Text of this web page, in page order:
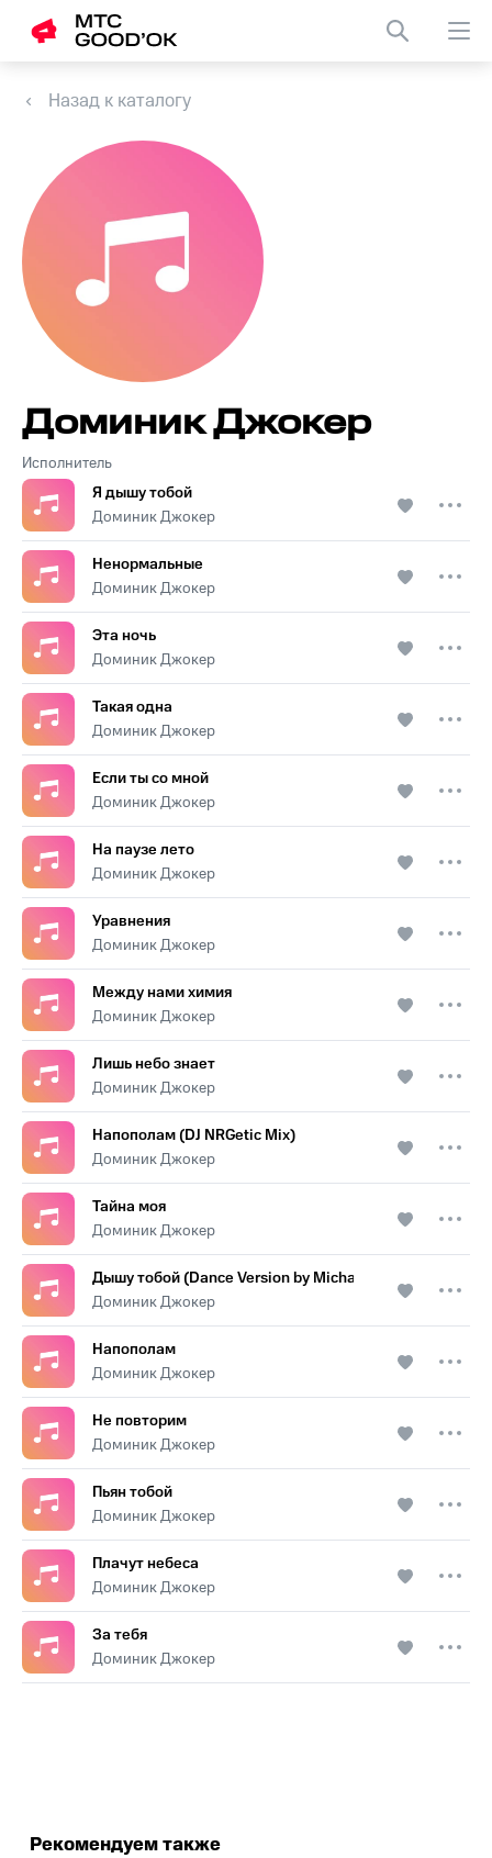
Назад к каталогу
Исполнитель
Доминик Джокер
Я дышу тобой
Доминик Джокер
Ненормальные
Доминик Джокер
Эта ночь
Доминик Джокер
Такая одна
Доминик Джокер
Если ты со мной
Доминик Джокер
На паузе лето
Доминик Джокер
Уравнения
Доминик Джокер
Между нами химия
Доминик Джокер
Лишь небо знает
Доминик Джокер
Напополам (DJ NRGetic Mix)
Доминик Джокер
Тайна моя
Доминик Джокер
Дышу тобой (Dance Version by Michael Yousher)
Доминик Джокер
Напополам
Доминик Джокер
Не повторим
Доминик Джокер
Пьян тобой
Доминик Джокер
Плачут небеса
Доминик Джокер
За тебя
Доминик Джокер
Рекомендуем также